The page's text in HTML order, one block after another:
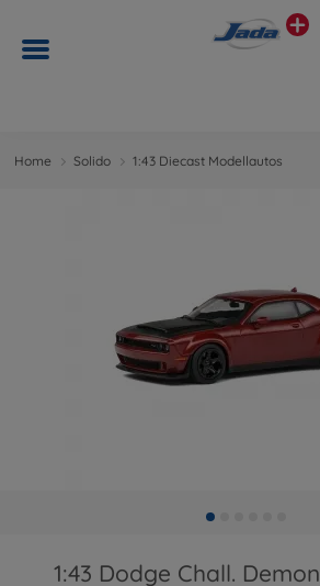
Home Solido 1:43 Diecast Modellautos
1:43 Dodge Chall. Demon